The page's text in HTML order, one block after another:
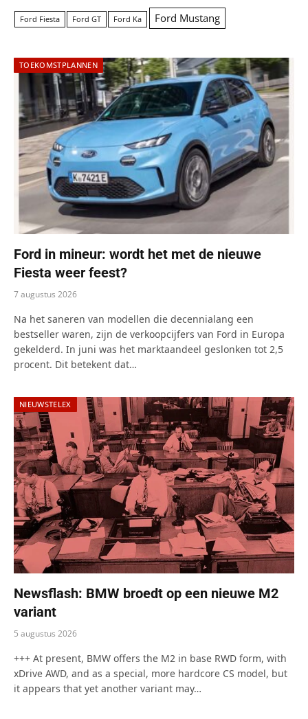
Ford Fiesta Ford GT Ford Ka Ford Mustang
TOEKOMSTPLANNEN
Ford in mineur: wordt het met de nieuwe
Fiesta weer feest?
7 augustus 2026
Na het saneren van modellen die decennialang een
bestseller waren, zijn de verkoopcijfers van Ford in Europa
gekelderd. In juni was het marktaandeel geslonken tot 2,5
procent. Dit betekent dat…
NIEUWSTELEX
Newsflash: BMW broedt op een nieuwe M2
variant
5 augustus 2026
+++ At present, BMW offers the M2 in base RWD form, with
xDrive AWD, and as a special, more hardcore CS model, but
it appears that yet another variant may…